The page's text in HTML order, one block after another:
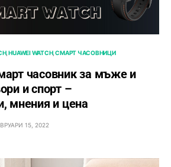
HUAWEI WATCH СМАРТ ЧАСОВНИЦИ
часовник за мъже и
и спорт –
мнения и цена
15, 2022